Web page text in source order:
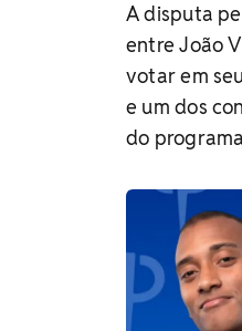
A disputa
entre João
votar em
e um dos
do